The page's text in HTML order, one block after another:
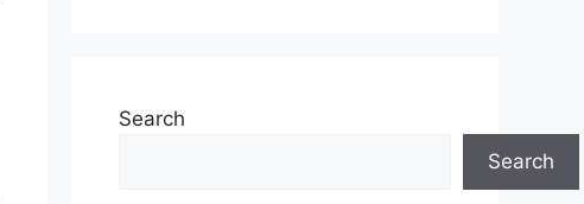
Search
Search